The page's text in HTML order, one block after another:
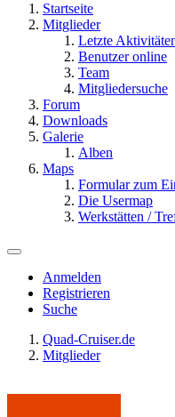
Startseite
Mitglieder
Letzte
Benutzer online
Team
Mitgliedersuche
Forum
Downloads
Galerie
Alben
Maps
Formular zum
Die Usermap
Werkstätten /
Anmelden
Registrieren
Suche
Quad-Cruiser.de
Mitglieder